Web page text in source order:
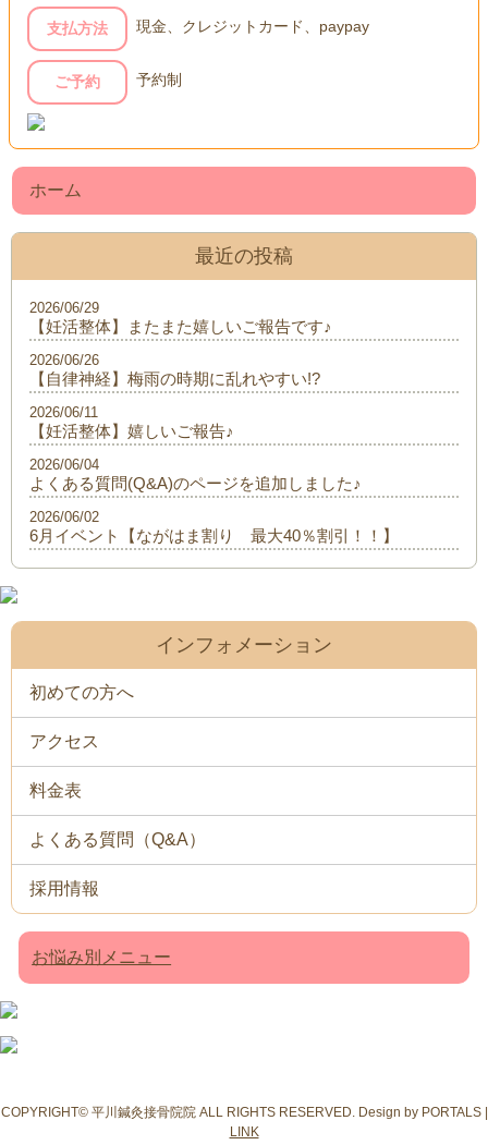
支払方法 現金、クレジットカード、paypay
ご予約 予約制
ホーム
最近の投稿
【妊活整体】またまた嬉しいご報告です♪
2026/06/29
【自律神経】梅雨の時期に乱れやすい!?
2026/06/26
【妊活整体】嬉しいご報告♪
2026/06/11
よくある質問(Q&A)のページを追加しました♪
2026/06/04
6月イベント【ながはま割り 最大40％割引！！】
2026/06/02
インフォメーション
初めての方へ
アクセス
料金表
よくある質問（Q&A）
採用情報
お悩み別メニュー
COPYRIGHT© 平川鍼灸接骨院院 ALL RIGHTS RESERVED. Design by PORTALS |
LINK